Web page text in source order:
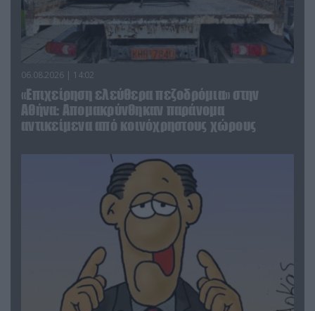
06.08.2026 | 14:02
«Επιχείρηση ελεύθερα πεζοδρόμια» στην
Αθήνα: Απομακρύνθηκαν παράνομα
αντικείμενα από κοινόχρηστους χώρους